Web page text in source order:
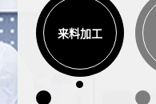
来料加工